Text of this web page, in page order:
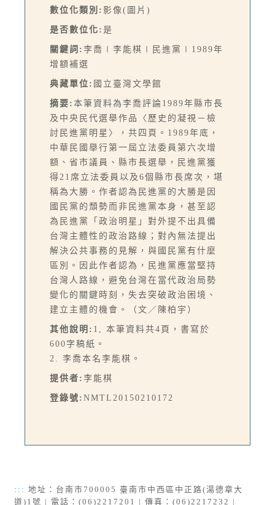
數位化類別: 影像(圖片)
是否數位化: 是
關鍵詞: 李喬∣李能棋∣民進黨∣1989年
增額補選
典藏單位: 國立臺灣文學館
摘要: 本筆資料為李喬評論1989年縣市長
及中央民代選舉作品〈歷史的凝視－檢
討民進黨明星〉，共四頁。1989年底，
中華民國舉行第一屆立法委員第六次增
額、省市議員、縣市長選舉，民進黨獲
得21席立法委員以及6個縣市長席次，堪
稱為大勝。作者認為民進黨的大勝是因
國民黨的頹勢而非民進黨本身，甚至認
為民進黨「政治明星」對外提不出具備
台灣主體性的政治路線；對內無法提出
解決公共事務的見解，與國民黨有什麼
區別。因此作者認為，民進黨應當堅持
台灣人路線，避免台灣在當代政治局勢
變化的關鍵時刻，失去突破政治困境、
建立主體的機會。（文／陳柏宇）
其他說明: 1, 本筆資料共4頁，書寫於
600字稿紙。
2. 李喬本名李能棋。
提供者: 李能棋
登錄號: NMTL20150210172
::: 地址：台南市700005 臺南市中西區中正路(湯德章大
道)1號 | 電話：(06)2217201 | 傳真：(06)2217232 |